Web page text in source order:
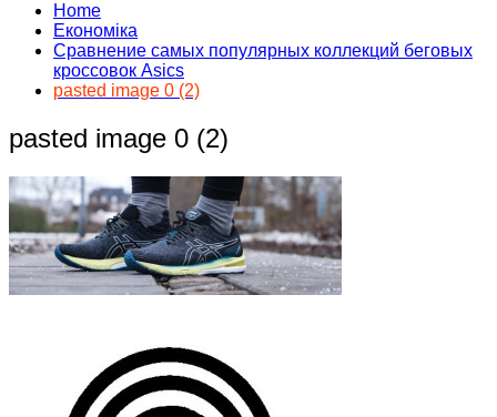
Home
Економіка
Сравнение самых популярных коллекций беговых
кроссовок Asics
pasted image 0 (2)
pasted image 0 (2)